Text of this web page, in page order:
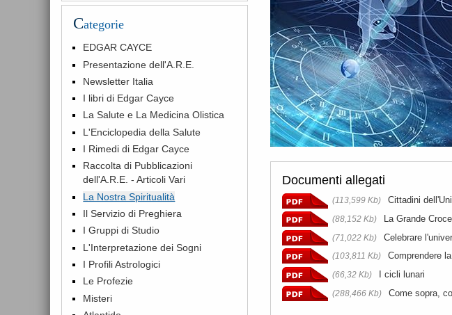
Documenti allegati
(113,599 Kb) Cittadini
(88,152 Kb) La Grande Croce
(71,022 Kb) Celebrare
(103,811 Kb) Comprendere
(66,32 Kb) I cicli lunari
(288,466 Kb) Come sopra,
Categorie
EDGAR CAYCE
Presentazione dell'A.R.E.
Newsletter Italia
I libri di Edgar Cayce
La Salute e La Medicina Olistica
L'Enciclopedia della Salute
I Rimedi di Edgar Cayce
Raccolta di Pubblicazioni
dell'A.R.E. - Articoli Vari
La Nostra Spiritualità
Il Servizio di Preghiera
I Gruppi di Studio
L'Interpretazione dei Sogni
I Profili Astrologici
Le Profezie
Misteri